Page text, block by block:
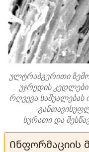
ულტრაბგერითი
უჯრედის
რღვევა საშუალებას
სურათი და
Ინფორმაციის